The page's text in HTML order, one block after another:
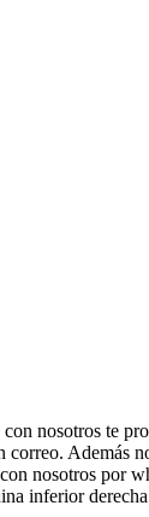
nosotros te
correo. Además
nosotros por
inferior